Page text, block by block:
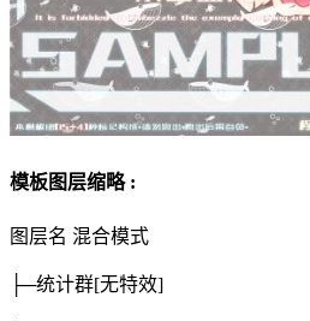
模板图层缩略 :
图层名 混合模式
├─统计群[无特效]